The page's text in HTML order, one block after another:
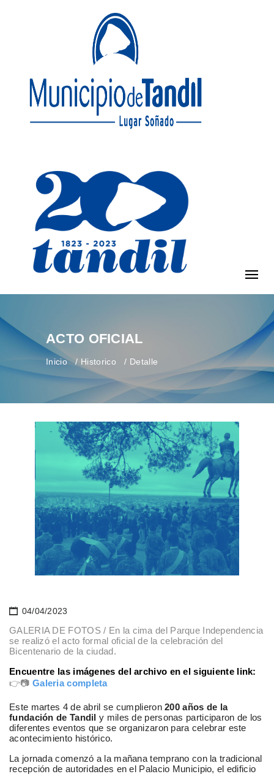
ACTO OFICIAL
Inicio Historico Detalle
04/04/2023
GALERIA DE FOTOS / En la cima del Parque Independencia
se realizó el acto formal oficial de la celebración del
Bicentenario de la ciudad.
Encuentre las imágenes del archivo en el siguiente link:
👉📷 Galeria completa
Este martes 4 de abril se cumplieron200 años de la
fundación de Tandily miles de personas participaron de los
diferentes eventos que se organizaron para celebrar este
acontecimiento histórico.
La jornada comenzó a la mañana temprano con la tradicional
recepción de autoridades en el Palacio Municipio, el edificio